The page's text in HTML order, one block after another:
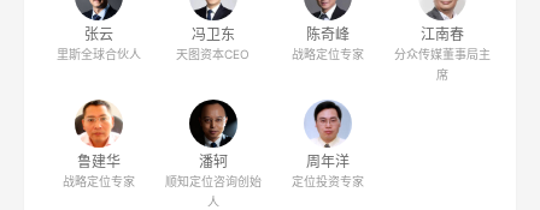
张云
里斯全球合伙人
冯卫东
天图资本CEO
陈奇峰
战略定位专家
江南春
分众传媒董事局主
席
鲁建华
战略定位专家
潘轲
顺知定位咨询创始
人
周年洋
定位投资专家